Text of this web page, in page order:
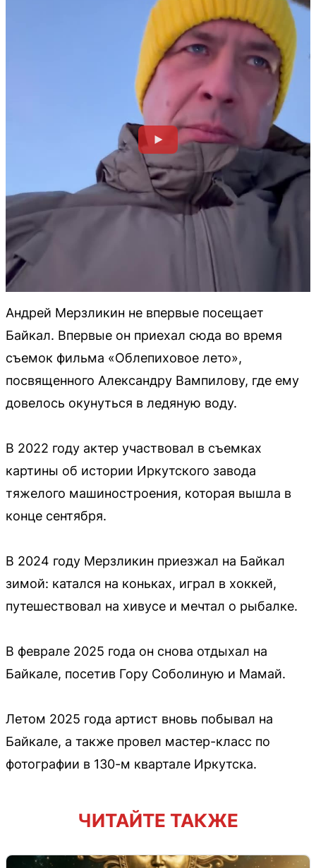
Андрей Мерзликин не впервые посещает
Байкал. Впервые он приехал сюда во время
съемок фильма «Облепиховое лето»,
посвященного Александру Вампилову, где ему
довелось окунуться в ледяную воду.
В 2022 году актер участвовал в съемках
картины об истории Иркутского завода
тяжелого машиностроения, которая вышла в
конце сентября.
В 2024 году Мерзликин приезжал на Байкал
зимой: катался на коньках, играл в хоккей,
путешествовал на хивусе и мечтал о рыбалке.
В феврале 2025 года он снова отдыхал на
Байкале, посетив Гору Соболиную и Мамай.
Летом 2025 года артист вновь побывал на
Байкале, а также провел мастер-класс по
фотографии в 130-м квартале Иркутска.
ЧИТАЙТЕ ТАКЖЕ